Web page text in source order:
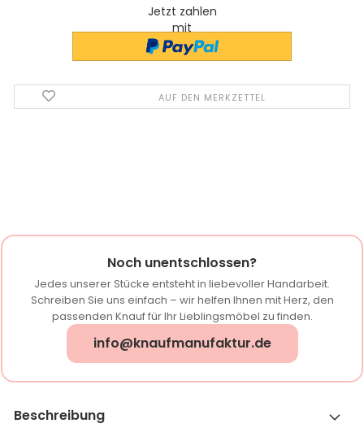
Jetzt zahlen
mit
AUF DEN MERKZETTEL
Noch unentschlossen?
Jedes unserer Stücke entsteht in liebevoller Handarbeit.
Schreiben Sie uns einfach – wir helfen Ihnen mit Herz, den
passenden Knauf für Ihr Lieblingsmöbel zu finden.
info@knaufmanufaktur.de
Beschreibung